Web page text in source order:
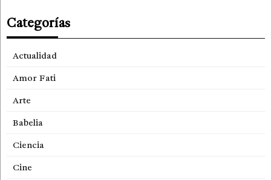
Categorías
Actualidad
Amor Fati
Arte
Babelia
Ciencia
Cine